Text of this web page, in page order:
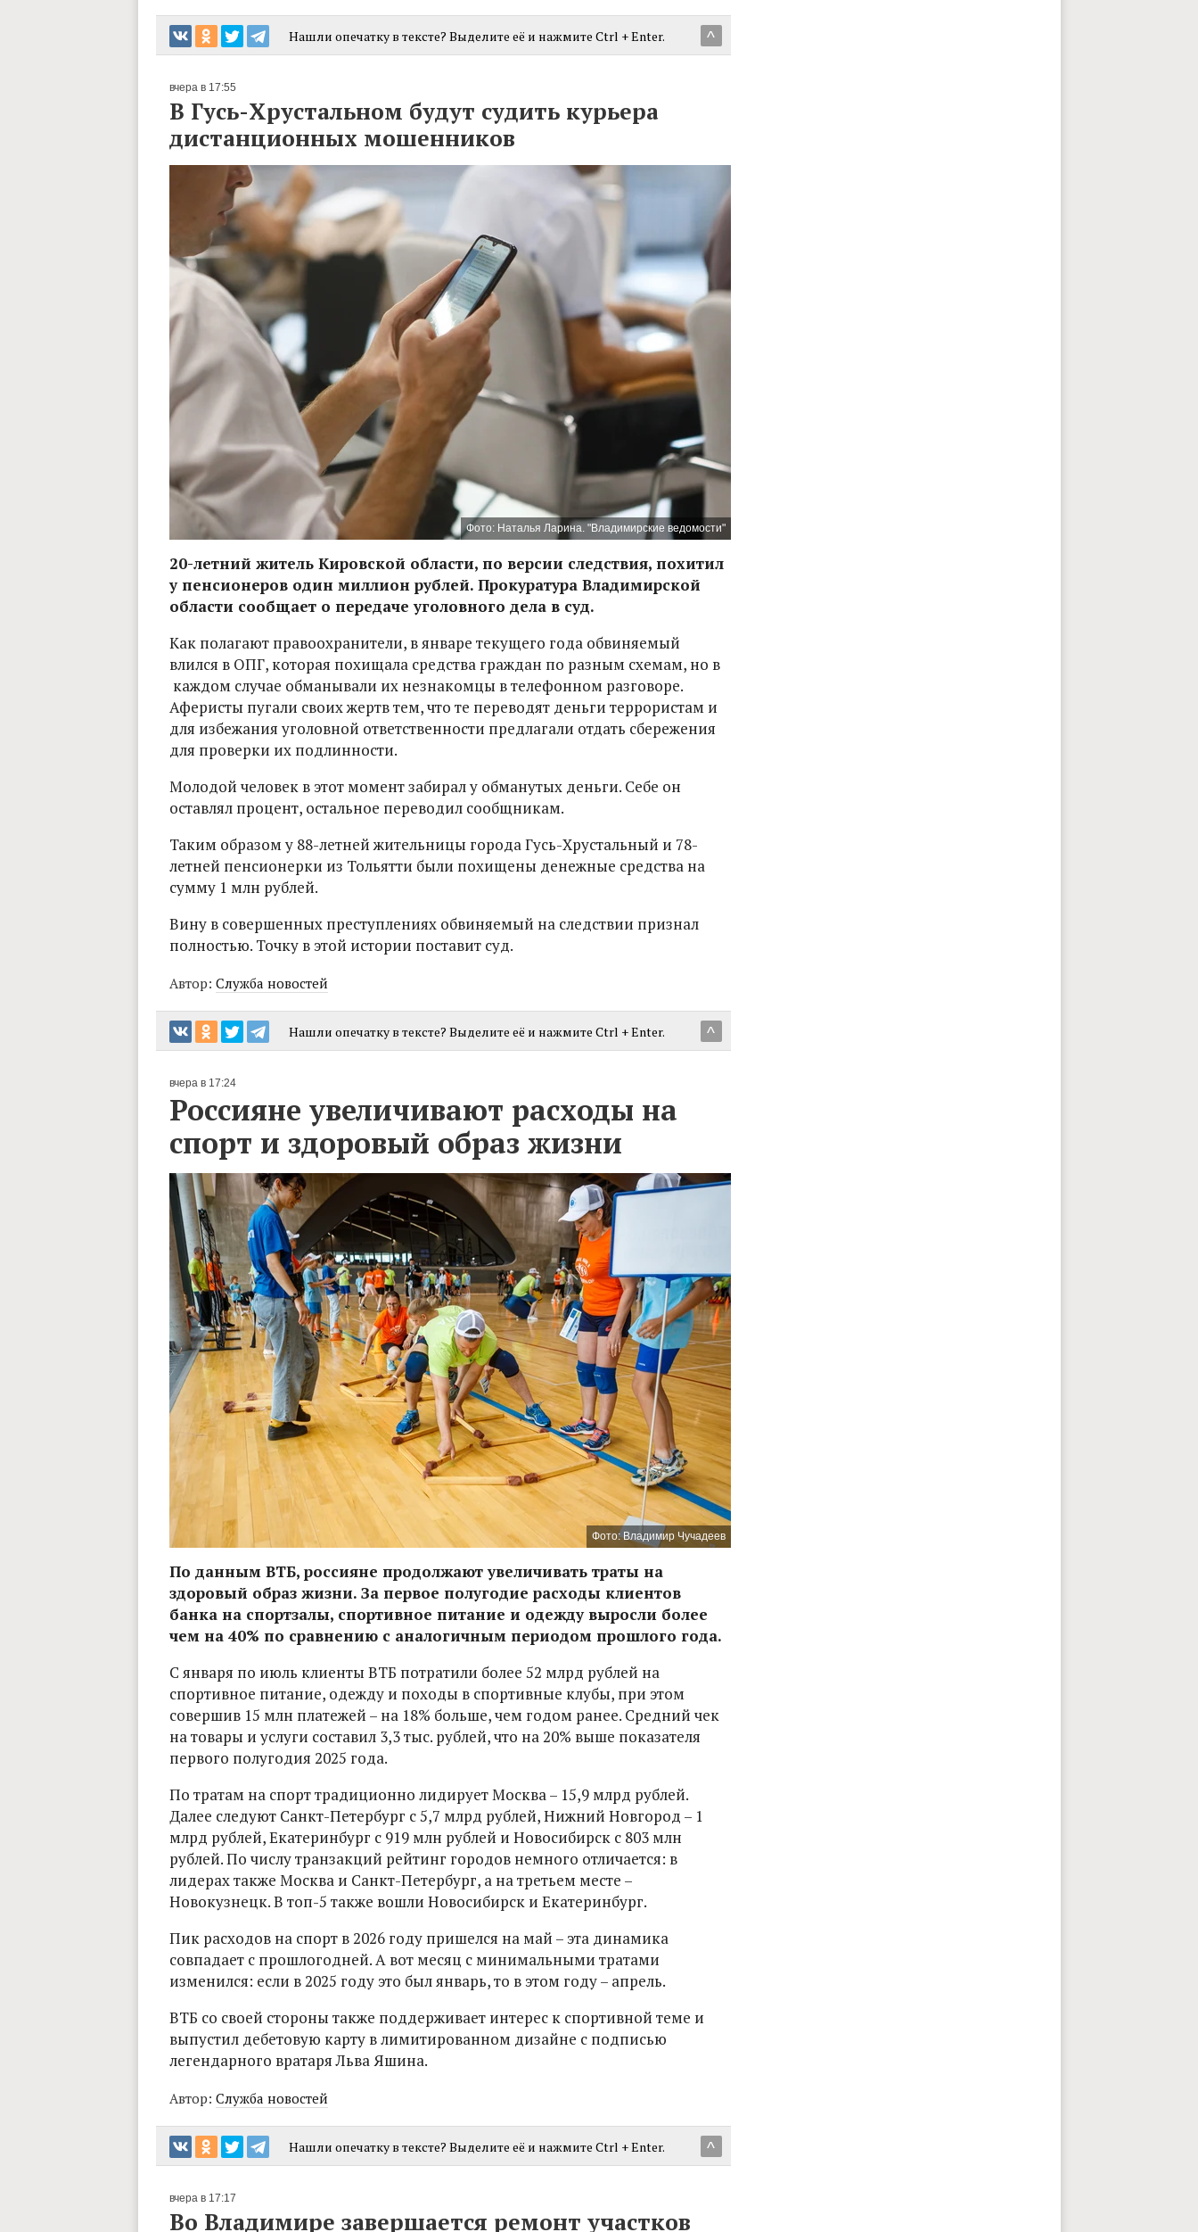
^
Нашли опечатку в тексте? Выделите её и нажмите Ctrl + Enter.
вчера в 17:55
В Гусь-Хрустальном будут судить курьера
дистанционных мошенников
Фото: Наталья Ларина. "Владимирские ведомости"
20-летний житель Кировской области, по версии следствия, похитил
у пенсионеров один миллион рублей. Прокуратура Владимирской
области сообщает о передаче уголовного дела в суд.
Как полагают правоохранители, в январе текущего года обвиняемый
влился в ОПГ, которая похищала средства граждан по разным схемам, но в
каждом случае обманывали их незнакомцы в телефонном разговоре.
Аферисты пугали своих жертв тем, что те переводят деньги террористам и
для избежания уголовной ответственности предлагали отдать сбережения
для проверки их подлинности.
Молодой человек в этот момент забирал у обманутых деньги. Себе он
оставлял процент, остальное переводил сообщникам.
Таким образом у 88-летней жительницы города Гусь-Хрустальный и 78-
летней пенсионерки из Тольятти были похищены денежные средства на
сумму 1 млн рублей.
Вину в совершенных преступлениях обвиняемый на следствии признал
полностью. Точку в этой истории поставит суд.
Автор: Служба новостей
^
Нашли опечатку в тексте? Выделите её и нажмите Ctrl + Enter.
вчера в 17:24
Россияне увеличивают расходы на
спорт и здоровый образ жизни
Фото: Владимир Чучадеев
По данным ВТБ, россияне продолжают увеличивать траты на
здоровый образ жизни. За первое полугодие расходы клиентов
банка на спортзалы, спортивное питание и одежду выросли более
чем на 40% по сравнению с аналогичным периодом прошлого года.
С января по июль клиенты ВТБ потратили более 52 млрд рублей на
спортивное питание, одежду и походы в спортивные клубы, при этом
совершив 15 млн платежей – на 18% больше, чем годом ранее. Средний чек
на товары и услуги составил 3,3 тыс. рублей, что на 20% выше показателя
первого полугодия 2025 года.
По тратам на спорт традиционно лидирует Москва – 15,9 млрд рублей.
Далее следуют Санкт-Петербург с 5,7 млрд рублей, Нижний Новгород – 1
млрд рублей, Екатеринбург с 919 млн рублей и Новосибирск с 803 млн
рублей. По числу транзакций рейтинг городов немного отличается: в
лидерах также Москва и Санкт-Петербург, а на третьем месте –
Новокузнецк. В топ-5 также вошли Новосибирск и Екатеринбург.
Пик расходов на спорт в 2026 году пришелся на май – эта динамика
совпадает с прошлогодней. А вот месяц с минимальными тратами
изменился: если в 2025 году это был январь, то в этом году – апрель.
ВТБ со своей стороны также поддерживает интерес к спортивной теме и
выпустил дебетовую карту в лимитированном дизайне с подписью
легендарного вратаря Льва Яшина.
Автор: Служба новостей
^
Нашли опечатку в тексте? Выделите её и нажмите Ctrl + Enter.
вчера в 17:17
Во Владимире завершается ремонт участков